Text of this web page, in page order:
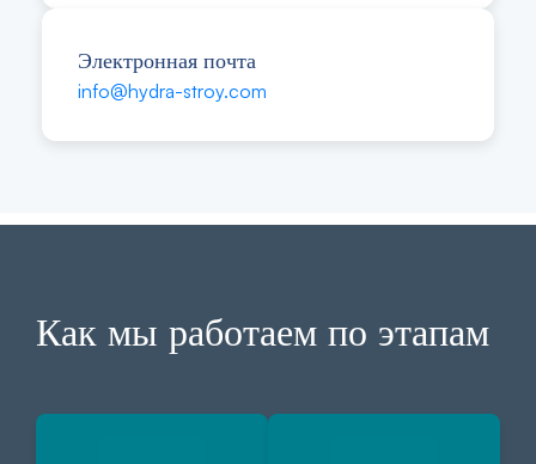
Электронная почта
info@hydra-stroy.com
Как мы работаем по этапам